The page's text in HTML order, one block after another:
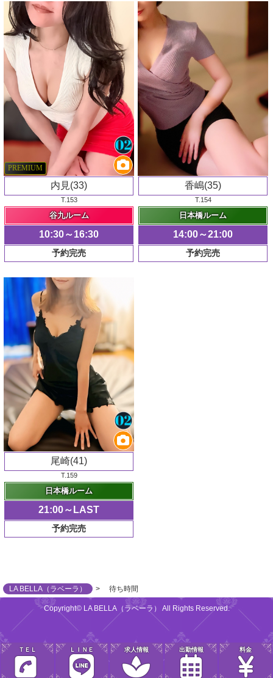
ＴＥＬ ＬＩＮＥ 求人情報 出勤情報 料金
PREMIUM
内見(33)
T.153
谷九ルーム
10:30～16:30
予約完売
香嶋(35)
T.154
日本橋ルーム
14:00～21:00
予約完売
尾崎(41)
T.159
日本橋ルーム
21:00～LAST
予約完売
LA BELLA（ラベーラ） 待ち時間
Copyright© LA BELLA（ラベーラ） All Rights Reserved.